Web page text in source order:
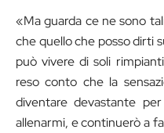
«Ma guarda ce ne sono
che quello che posso dirti
può vivere di soli
reso conto che la
diventare devastante
allenarmi, e continuerò a